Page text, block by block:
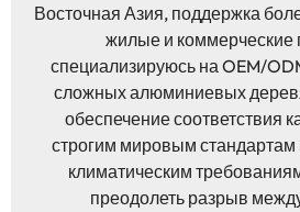
Восточная Азия, поддержка
жилые и коммерческие
специализируюсь на OEM/
сложных алюминиевых
обеспечение соответствия
строгим мировым
климатическим
преодолеть разрыв